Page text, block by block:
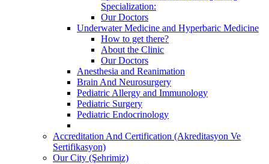
Specialization:
Our Doctors
Underwater Medicine and Hyperbaric Medicine
How to get there?
About the Clinic
Our Doctors
Anesthesia and Reanimation
Brain And Neurosurgery
Pediatric Allergy and Immunology
Pediatric Surgery
Pediatric Endocrinology
Accreditation And Certification (Akreditasyon Ve
Sertifikasyon)
Our City (Şehrimiz)